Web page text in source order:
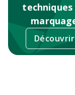
techniques
Découvrir